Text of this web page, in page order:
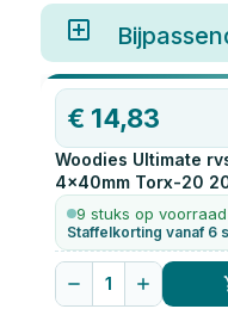
€ 14,83
Woodies Ultimate
4x40mm Torx-20
9 stuks op voorraad
Staffelkorting vanaf 6
1